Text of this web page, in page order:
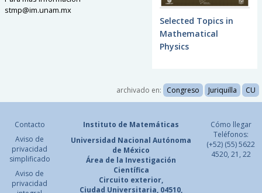
stmp@im.unam.mx
Selected Topics in
Mathematical
Physics
archivado en: Congreso Juriquilla CU
Contacto
Aviso de
privacidad
simplificado
Aviso de
privacidad
Instituto de Matemáticas
Universidad Nacional Autónoma
de México
Área de la Investigación
Científica
Circuito exterior,
Ciudad Universitaria, 04510,
Cómo llegar
Teléfonos:
(+52) (55) 5622
4520, 21, 22